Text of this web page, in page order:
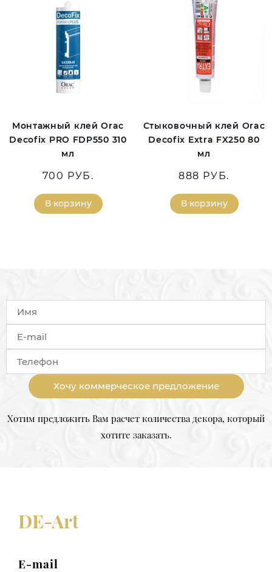
Монтажный клей Orac
Decofix PRO FDP550 310
мл
700 РУБ.
В корзину
Стыковочный клей Orac
Decofix Extra FX250 80
мл
888 РУБ.
В корзину
Хочу коммерческое предложение
Хотим предложить Вам расчет количества декора, который
хотите заказать.
DE-Art
E-mail